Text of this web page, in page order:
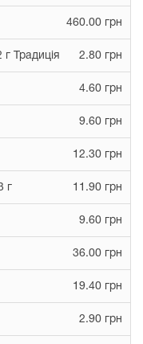
460.00 грн
Традиція 2.80 грн
4.60 грн
9.60 грн
12.30 грн
г 11.90 грн
9.60 грн
36.00 грн
19.40 грн
2.90 грн